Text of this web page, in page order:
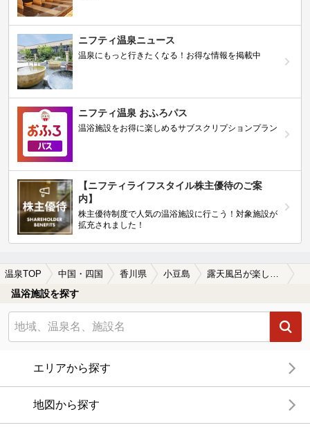
ニフティ温泉ニュース
温泉にもっと行きたくなる！お得な情報を掲載中
ニフティ温泉 おふろパス
温浴施設をお得に楽しめるサブスクリプションプラン
【ニフティライフスタイル株主優待のご案
内】
株主優待制度で人気の温浴施設に行こう！対象施設が
拡充されました！
温泉TOP 中国・四国 香川県 小豆島
温浴施設を探す
エリアから探す
地図から探す